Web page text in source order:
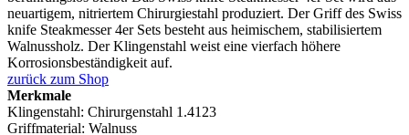
neuartigem, nitriertem Chirurgiestahl produziert. Der Griff des Swiss
knife Steakmesser 4er Sets besteht aus heimischem, stabilisiertem
Walnussholz. Der Klingenstahl weist eine vierfach höhere
Korrosionsbeständigkeit auf.
zurück zum Shop
Merkmale
Klingenstahl: Chirurgenstahl 1.4123
Griffmaterial: Walnuss